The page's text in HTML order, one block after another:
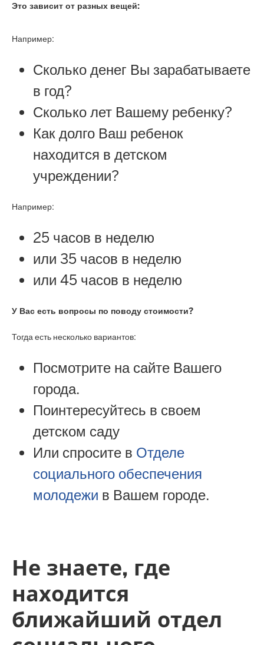
Это зависит от разных вещей:
Например:
Сколько денег Вы зарабатываете
в год?
Сколько лет Вашему ребенку?
Как долго Ваш ребенок
находится в детском
учреждении?
Например:
25 часов в неделю
или 35 часов в неделю
или 45 часов в неделю
У Вас есть вопросы по поводу стоимости?
Тогда есть несколько вариантов:
Посмотрите на сайте Вашего
города.
Поинтересуйтесь в своем
детском саду
Или спросите в Отделе
социального обеспечения
молодежи в Вашем городе.
Не знаете, где
находится
ближайший отдел